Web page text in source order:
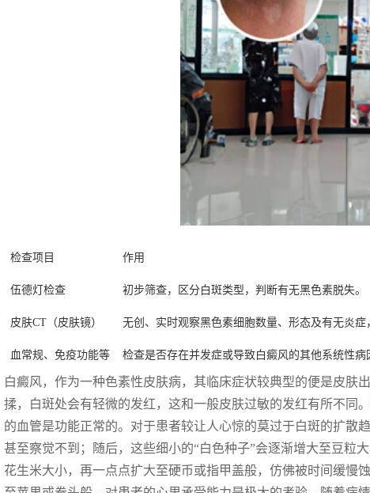
检查项目 作用
伍德灯检查 初步筛查，区分白斑类型，判断有无黑色素脱失。
皮肤CT（皮肤镜） 无创、实时观察黑色素细胞数量、形态及有无炎症
血常规、免疫功能等 检查是否存在并发症或导致白癜风的其他系统性病
白癜风，作为一种色素性皮肤病，其临床症状较典型的便是皮肤
揉，白斑处会有轻微的发红，这和一般皮肤过敏的发红有所不同
的血管是功能正常的。对于患者较让人心惊的莫过于白斑的扩散
甚至察觉不到；随后，这些细小的“白色种子”会逐渐增大至豆粒
花生米大小，再一点点扩大至硬币或指甲盖般，仿佛被时间缓慢